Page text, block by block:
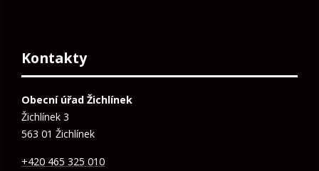
Kontakty
Obecní úřad Žichlínek
Žichlínek 3
563 01 Žichlínek
+420 465 325 010